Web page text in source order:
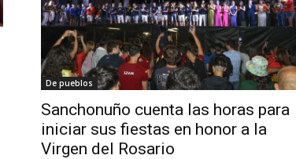
De pueblos
Sanchonuño cuenta las horas para
iniciar sus fiestas en honor a la
Virgen del Rosario